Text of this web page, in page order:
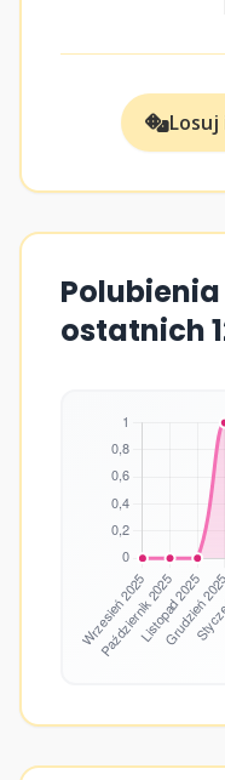
Losuj
ostatnich